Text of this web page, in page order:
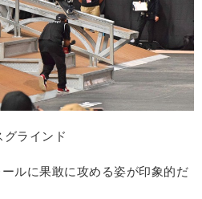
ラインド
ルに果敢に攻める姿が印象的だ